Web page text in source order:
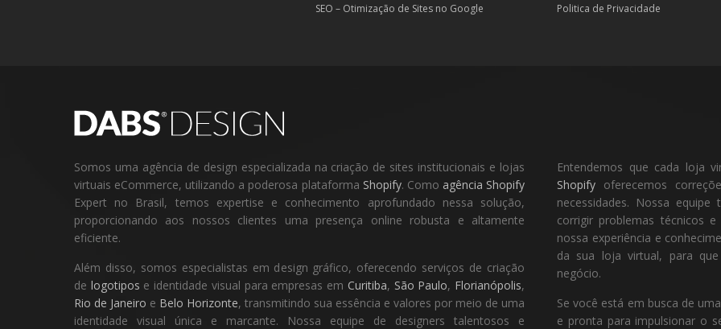
SEO – Otimização de Sites no Google
Politica de Privacidade
Somos uma agência de design especializada na criação de sites institucionais e lojas
virtuais eCommerce, utilizando a poderosa plataforma Shopify. Como agência Shopify
Expert no Brasil, temos expertise e conhecimento aprofundado nessa solução,
proporcionando aos nossos clientes uma presença online robusta e altamente
eficiente.
Além disso, somos especialistas em design gráfico, oferecendo serviços de criação
de logotipos e identidade visual para empresas em Curitiba, São Paulo, Florianópolis,
Rio de Janeiro e Belo Horizonte, transmitindo sua essência e valores por meio de uma
identidade visual única e marcante. Nossa equipe de designers talentosos e
Entendemos que cada loja
Shopify oferecemos
necessidades. Nossa
corrigir problemas técnicos
nossa experiência e
da sua loja virtual, para
negócio.
Se você está em busca de
e pronta para impulsionar o